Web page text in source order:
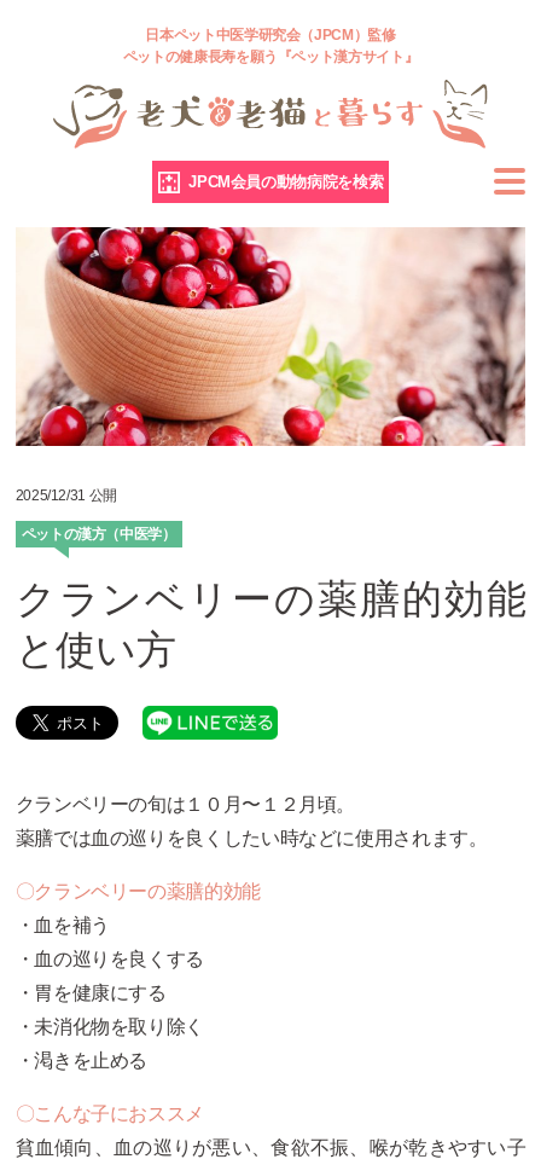
日本ペット中医学研究会（JPCM）監修
ペットの健康長寿を願う『ペット漢方サイト』
JPCM会員の動物病院を検索
2025/12/31 公開
ペットの漢方（中医学）
クランベリーの薬膳的効能
と使い方
クランベリーの旬は１０月〜１２月頃。
薬膳では血の巡りを良くしたい時などに使用されます。
〇クランベリーの薬膳的効能
・血を補う
・血の巡りを良くする
・胃を健康にする
・未消化物を取り除く
・渇きを止める
〇こんな子におススメ
貧血傾向、血の巡りが悪い、食欲不振、喉が乾きやすい子